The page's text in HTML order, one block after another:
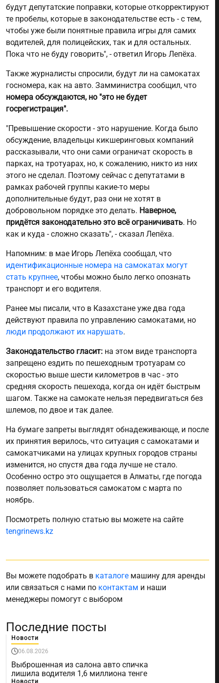
будут депутатские поправки, которые откорректируют
те пробелы, которые в законодательстве есть - с тем,
чтобы уже были понятные правила игры для самих
водителей, для полицейских, так и для остальных.
Пока что не буду говорить", - ответил Игорь Лепёха.
Также журналисты спросили, будут ли на самокатах
госномера, как на авто. Замминистра сообщил, что
номера обсуждаются, но "это не будет
госрегистрация".
"Превышение скорости - это нарушение. Когда было
обсуждение, владельцы кикшеринговых компаний
рассказывали, что они сами ограничат скорость в
парках, на тротуарах, но, к сожалению, никто из них
этого не сделал. Поэтому сейчас с депутатами в
рамках рабочей группы какие-то меры
дополнительные будут, раз они не хотят в
добровольном порядке это делать. Наверное,
придётся законодательно это всё ограничивать. Но
как и куда - сложно сказать", - сказал Лепёха.
Напомним: в мае Игорь Лепёха сообщал, что
идентификационные номера на самокатах могут
стать крупнее, чтобы можно было легко опознать
транспорт и его водителя.
Ранее мы писали, что в Казахстане уже два года
действуют правила по управлению самокатами, но
люди продолжают их нарушать.
Законодательство гласит: на этом виде транспорта
запрещено ездить по пешеходным тротуарам со
скоростью выше шести километров в час - это
средняя скорость пешехода, когда он идёт быстрым
шагом. Также на самокате нельзя передвигаться без
шлемов, по двое и так далее.
На бумаге запреты выглядят обнадеживающе, и после
их принятия верилось, что ситуация с самокатами и
самокатчиками на улицах крупных городов страны
изменится, но спустя два года лучше не стало.
Особенно остро это ощущается в Алматы, где погода
позволяет пользоваться самокатом с марта по
ноябрь.
Посмотреть полную статью вы можете на сайте
tengrinews.kz
Вы можете подобрать в каталоге машину для аренды
или связаться с нами по контактам и наши
менеджеры помогут с выбором
Последние посты
Новости
06.08.2026
Выброшенная из салона авто спичка
лишила водителя 1,6 миллиона тенге
Новости